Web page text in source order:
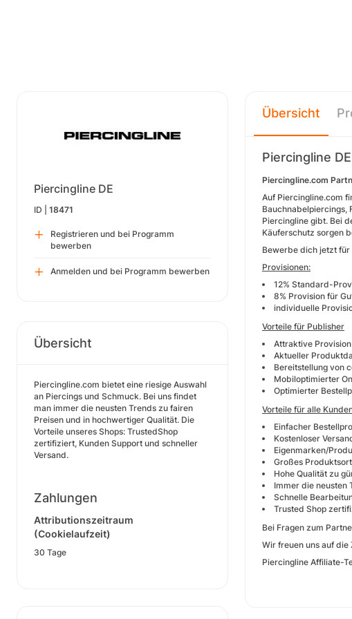
Piercingline DE
ID | 18471
Registrieren und bei Programm
bewerben
Anmelden und bei Programm bewerben
Übersicht
Piercingline.com bietet eine riesige Auswahl
an Piercings und Schmuck. Bei uns findet
man immer die neusten Trends zu fairen
Preisen und in hochwertiger Qualität. Die
Vorteile unseres Shops: TrustedShop
zertifiziert, Kunden Support und schneller
Versand.
Zahlungen
Attributionszeitraum
(Cookielaufzeit)
30 Tage
Übersicht
Piercingline
Piercingline.com
Auf Piercingline.com
Bauchnabelpiercings,
Piercingline gibt. Bei
Käuferschutz sorgen
Bewerbe dich jetzt
Provisionen:
12% Standard-
8% Provision für
individuelle
Vorteile für Publisher
Attraktive Provision
Aktueller
Bereitstellung von
Mobiloptimierter
Optimierter
Vorteile für alle
Einfacher
Kostenloser
Eigenmarken/
Großes
Hohe Qualität zu
Immer die neusten
Schnelle
Trusted Shop
Bei Fragen zum
Wir freuen uns auf
Piercingline Affiliate-